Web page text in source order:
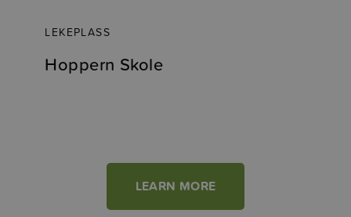
LEKEPLASS
Hoppern Skole
LEARN MORE